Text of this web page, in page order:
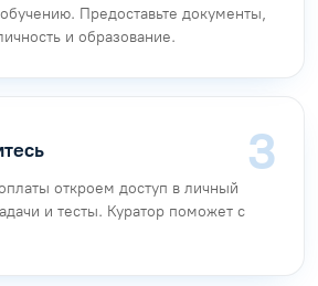
Предоставьте документы,
и образование.
откроем доступ в личный
и тесты. Куратор поможет с